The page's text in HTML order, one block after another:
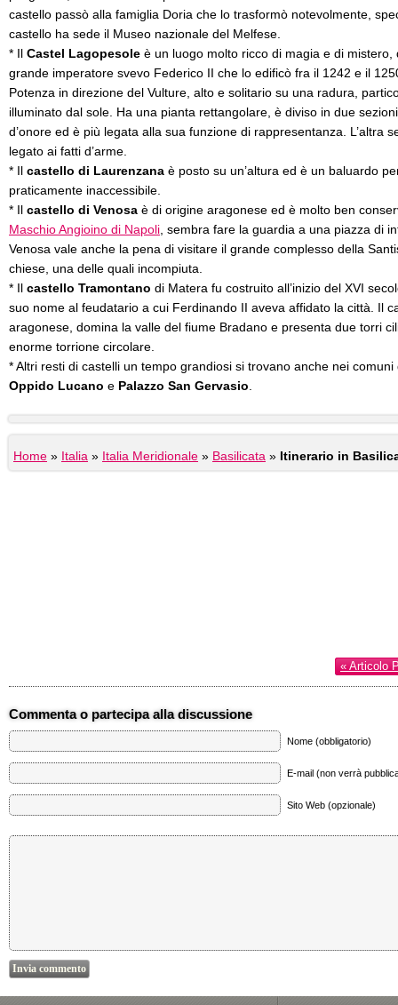
castello passò alla famiglia Doria che lo trasformò notevolmente,
castello ha sede il Museo nazionale del Melfese.
* Il Castel Lagopesole è un luogo molto ricco di magia e di
grande imperatore svevo Federico II che lo edificò fra il 1242 e il
Potenza in direzione del Vulture, alto e solitario su una radura,
illuminato dal sole. Ha una pianta rettangolare, è diviso in due
d’onore ed è più legata alla sua funzione di rappresentanza. L’altra
legato ai fatti d’arme.
* Il castello di Laurenzana è posto su un’altura ed è un baluardo
praticamente inaccessibile.
* Il castello di Venosa è di origine aragonese ed è molto ben
Maschio Angioino di Napoli , sembra fare la guardia a una piazza di
Venosa vale anche la pena di visitare il grande complesso della
chiese, una delle quali incompiuta.
* Il castello Tramontano di Matera fu costruito all’inizio del XVI
suo nome al feudatario a cui Ferdinando II aveva affidato la città. Il
aragonese, domina la valle del fiume Bradano e presenta due torri
enorme torrione circolare.
* Altri resti di castelli un tempo grandiosi si trovano anche nei
Oppido Lucano e Palazzo San Gervasio
Home » Italia » Italia Meridionale » Basilicata » Itinerario in
« Articolo
Commenta o partecipa alla discussione
Nome (obbligatorio)
E-mail (non verrà
Sito Web (opzionale)